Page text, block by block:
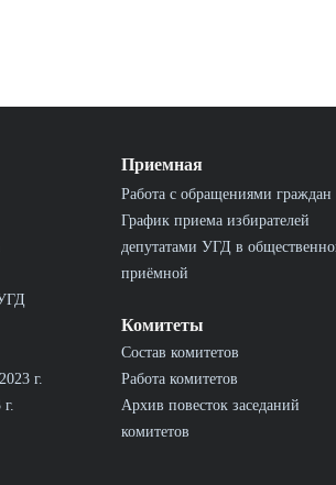
г.
Приемная
Работа с обращениями граждан
График приема избирателей
депутатами УГД в
приёмной
Комитеты
Состав комитетов
Работа комитетов
Архив повесток заседаний
комитетов